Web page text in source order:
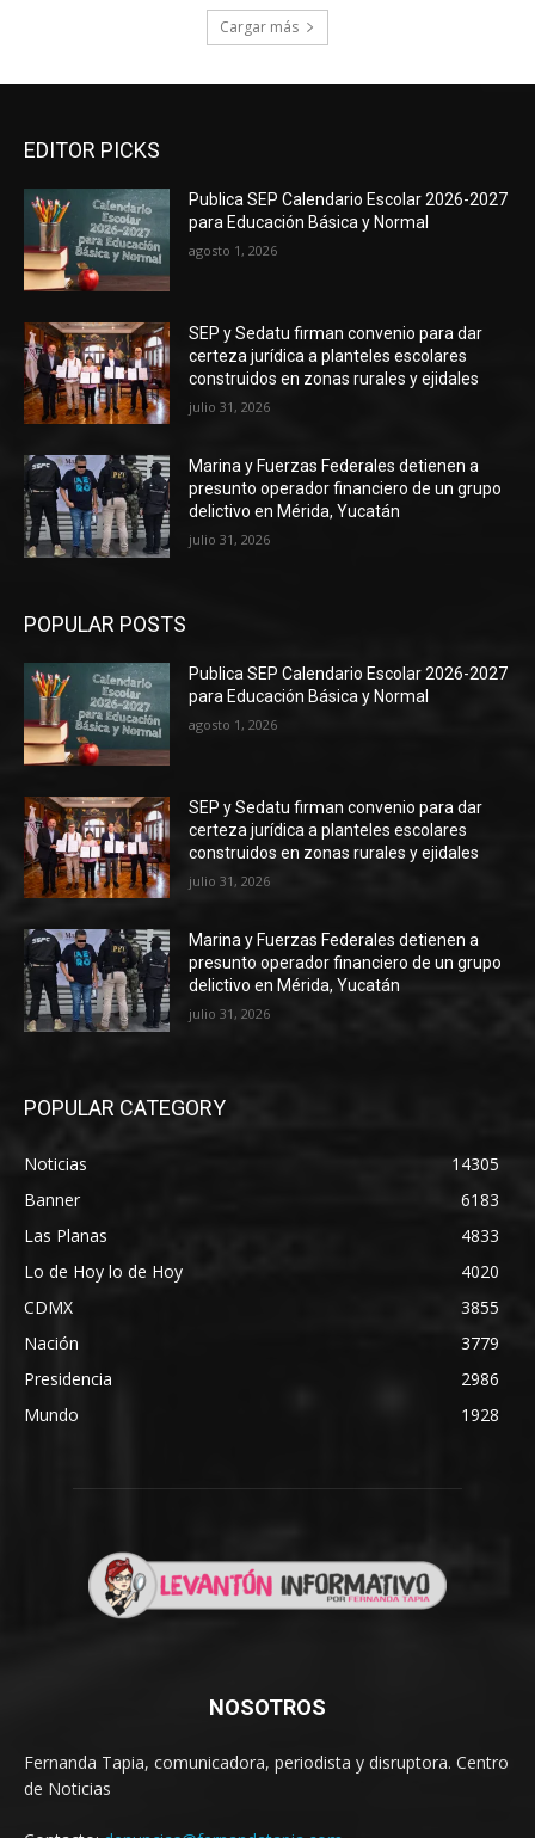
Cargar más
EDITOR PICKS
Publica SEP Calendario Escolar 2026-2027
para Educación Básica y Normal
agosto 1, 2026
SEP y Sedatu firman convenio para dar
certeza jurídica a planteles escolares
construidos en zonas rurales y ejidales
julio 31, 2026
Marina y Fuerzas Federales detienen a
presunto operador financiero de un grupo
delictivo en Mérida, Yucatán
julio 31, 2026
POPULAR POSTS
Publica SEP Calendario Escolar 2026-2027
para Educación Básica y Normal
agosto 1, 2026
SEP y Sedatu firman convenio para dar
certeza jurídica a planteles escolares
construidos en zonas rurales y ejidales
julio 31, 2026
Marina y Fuerzas Federales detienen a
presunto operador financiero de un grupo
delictivo en Mérida, Yucatán
julio 31, 2026
POPULAR CATEGORY
Noticias
14305
Banner
6183
Las Planas
4833
Lo de Hoy lo de Hoy
4020
CDMX
3855
Nación
3779
Presidencia
2986
Mundo
1928
NOSOTROS
Fernanda Tapia, comunicadora, periodista y disruptora. Centro
de Noticias